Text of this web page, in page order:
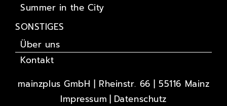
Summer in the City
SONSTIGES
Über uns
Kontakt
mainzplus GmbH | Rheinstr. 66 | 55116 Mainz
Impressum
Datenschutz